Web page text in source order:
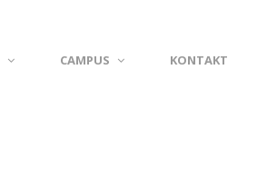
CAMPUS KONTAKT